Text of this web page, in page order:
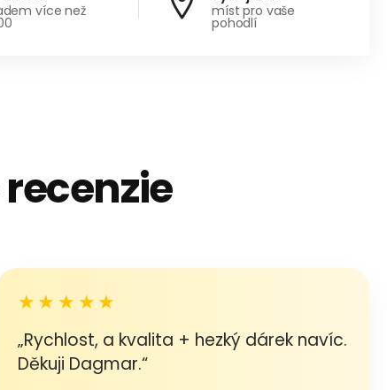
více než míst pro vaše
pohodlí
★★★★★
„Rychlost, a kvalita + hezký dárek navíc.
Děkuji Dagmar.“